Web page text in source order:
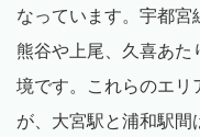
なっています。宇都宮
熊谷や上尾、久喜あた
境です。これらのエリ
が、大宮駅と浦和駅間